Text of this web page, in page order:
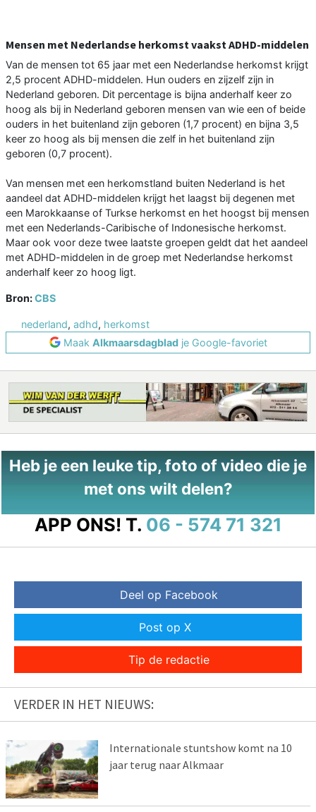
Mensen met Nederlandse herkomst vaakst ADHD-middelen
Van de mensen tot 65 jaar met een Nederlandse herkomst krijgt
2,5 procent ADHD-middelen. Hun ouders en zijzelf zijn in
Nederland geboren. Dit percentage is bijna anderhalf keer zo
hoog als bij in Nederland geboren mensen van wie een of beide
ouders in het buitenland zijn geboren (1,7 procent) en bijna 3,5
keer zo hoog als bij mensen die zelf in het buitenland zijn
geboren (0,7 procent).
Van mensen met een herkomstland buiten Nederland is het
aandeel dat ADHD-middelen krijgt het laagst bij degenen met
een Marokkaanse of Turkse herkomst en het hoogst bij mensen
met een Nederlands-Caribische of Indonesische herkomst.
Maar ook voor deze twee laatste groepen geldt dat het aandeel
met ADHD-middelen in de groep met Nederlandse herkomst
anderhalf keer zo hoog ligt.
Bron:CBS
nederland, adhd, herkomst
Maak Alkmaarsdagbladje Google-favoriet
Heb je een leuke tip, foto of video die je
met ons wilt delen?
APP ONS! T. 06 - 574 71 321
Deel op Facebook
Post op X
Tip de redactie
VERDER IN HET NIEUWS:
Internationale stuntshow komt na 10
jaar terug naar Alkmaar